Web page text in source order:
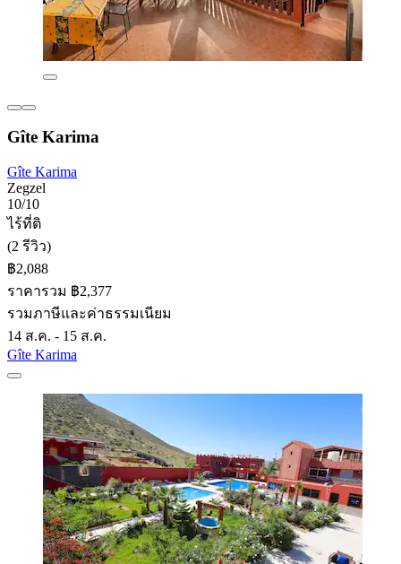
Gîte Karima
Gîte Karima
Zegzel
10/10
ไร้ที่ติ
(2 รีวิว)
฿2,088
ราคารวม ฿2,377
รวมภาษีและค่าธรรมเนียม
14 ส.ค. - 15 ส.ค.
Gîte Karima